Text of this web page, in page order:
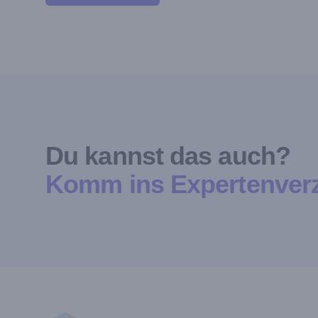
Du kannst das auch?
Komm ins